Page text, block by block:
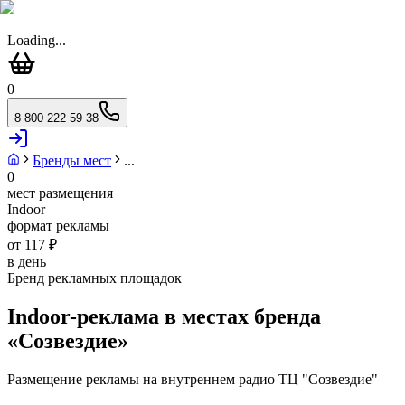
Loading...
0
8 800 222 59 38
Бренды мест
...
0
мест размещения
Indoor
формат рекламы
от 117 ₽
в день
Бренд рекламных площадок
Indoor-реклама в местах бренда
«Созвездие»
Размещение рекламы на внутреннем радио ТЦ "Созвездие"